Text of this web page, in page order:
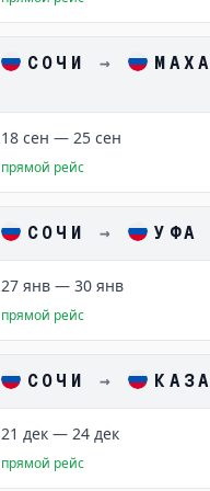
СОЧИ →
18 сен — 25 сен
прямой рейс
СОЧИ → УФА
27 янв — 30 янв
прямой рейс
СОЧИ →
21 дек — 24 дек
прямой рейс